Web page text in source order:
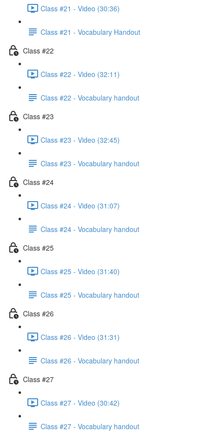
Class #21 - Video (30:36)
Class #21 - Vocabulary Handout
Class #22
Class #22 - Video (32:11)
Class #22 - Vocabulary handout
Class #23
Class #23 - Video (32:45)
Class #23 - Vocabulary handout
Class #24
Class #24 - Video (31:07)
Class #24 - Vocabulary handout
Class #25
Class #25 - Video (31:40)
Class #25 - Vocabulary handout
Class #26
Class #26 - Video (31:31)
Class #26 - Vocabulary handout
Class #27
Class #27 - Video (30:42)
Class #27 - Vocabulary handout